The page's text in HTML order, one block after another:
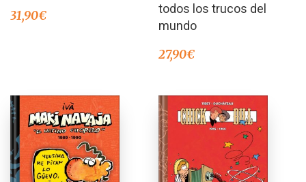
31,90€
todos los trucos del
mundo
27,90€